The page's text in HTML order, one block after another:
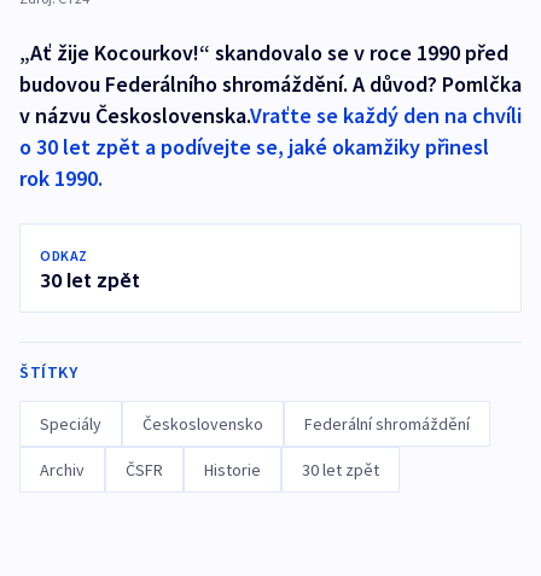
„Ať žije Kocourkov!“ skandovalo se v roce 1990 před
budovou Federálního shromáždění. A důvod? Pomlčka
v názvu Československa.Vraťte se každý den na chvíli
o 30 let zpět a podívejte se, jaké okamžiky přinesl
rok 1990.
ODKAZ
30 let zpět
ŠTÍTKY
Speciály Československo Federální shromáždění
Archiv ČSFR Historie 30 let zpět